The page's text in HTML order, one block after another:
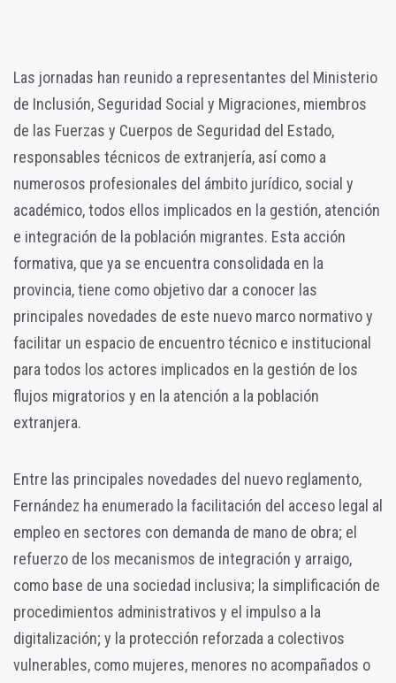
Las jornadas han reunido a representantes del Ministerio
de Inclusión, Seguridad Social y Migraciones, miembros
de las Fuerzas y Cuerpos de Seguridad del Estado,
responsables técnicos de extranjería, así como a
numerosos profesionales del ámbito jurídico, social y
académico, todos ellos implicados en la gestión, atención
e integración de la población migrantes. Esta acción
formativa, que ya se encuentra consolidada en la
provincia, tiene como objetivo dar a conocer las
principales novedades de este nuevo marco normativo y
facilitar un espacio de encuentro técnico e institucional
para todos los actores implicados en la gestión de los
flujos migratorios y en la atención a la población
extranjera.
Entre las principales novedades del nuevo reglamento,
Fernández ha enumerado la facilitación del acceso legal al
empleo en sectores con demanda de mano de obra; el
refuerzo de los mecanismos de integración y arraigo,
como base de una sociedad inclusiva; la simplificación de
procedimientos administrativos y el impulso a la
digitalización; y la protección reforzada a colectivos
vulnerables, como mujeres, menores no acompañados o